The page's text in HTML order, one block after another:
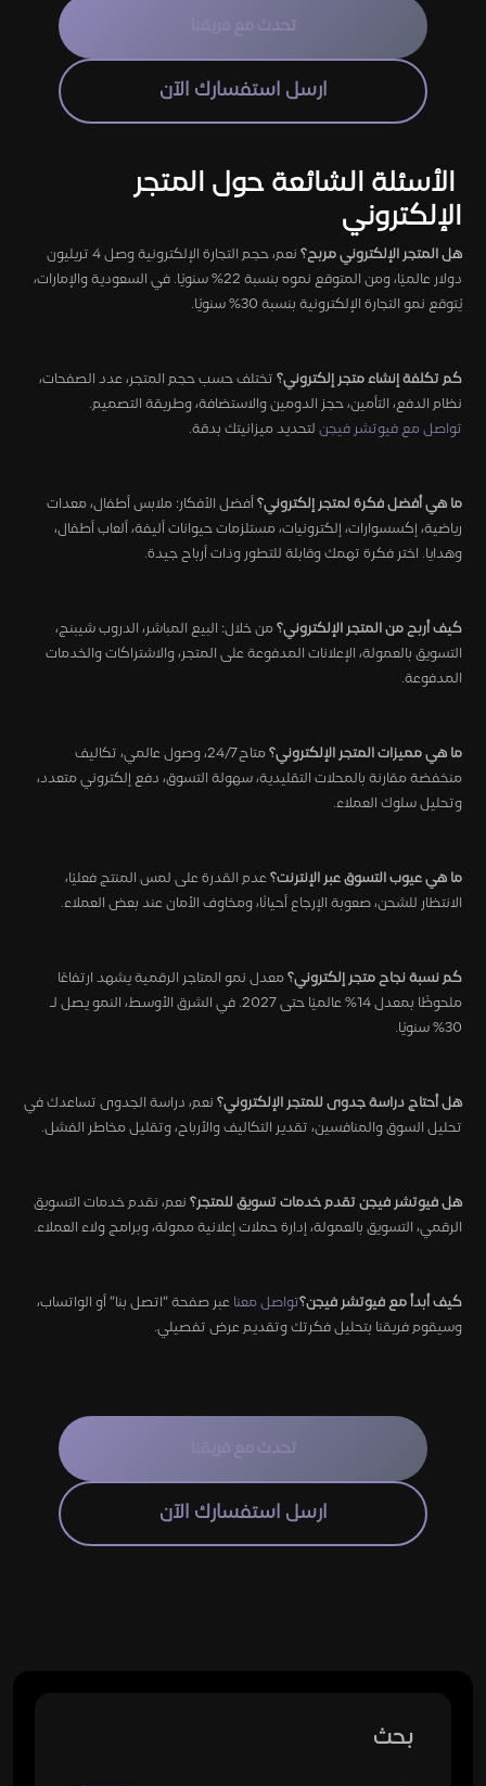
تحدث مع فريقنا
ارسل استفسارك الآن
الأسئلة الشائعة حول المتجر
الإلكتروني
هل المتجر الإلكتروني مربح؟
نعم، حجم التجارة الإلكترونية وصل 4 تريليون
دولار عالميًا، ومن المتوقع نموه بنسبة 22% سنويًا. في السعودية والإمارات،
يُتوقع نمو التجارة الإلكترونية بنسبة 30% سنويًا.
كم تكلفة إنشاء متجر إلكتروني؟ تختلف حسب حجم المتجر، عدد الصفحات،
نظام الدفع، التأمين، حجز الدومين والاستضافة، وطريقة التصميم.
تواصل مع فيوتشر فيجن لتحديد ميزانيتك بدقة.
ما هي أفضل فكرة لمتجر إلكتروني؟ أفضل الأفكار: ملابس أطفال، معدات
رياضية، إكسسوارات، إلكترونيات، مستلزمات حيوانات أليفة، ألعاب أطفال،
وهدايا. اختر فكرة تهمك وقابلة للتطور وذات أرباح جيدة.
كيف أربح من المتجر الإلكتروني؟ من خلال: البيع المباشر، الدروب شيبنج،
التسويق بالعمولة، الإعلانات المدفوعة على المتجر، والاشتراكات والخدمات
المدفوعة.
ما هي مميزات المتجر الإلكتروني؟
متاح 24/7، وصول عالمي، تكاليف
منخفضة مقارنة بالمحلات التقليدية، سهولة التسوق، دفع إلكتروني متعدد،
وتحليل سلوك العملاء.
ما هي عيوب التسوق عبر الإنترنت؟ عدم القدرة على لمس المنتج فعليًا،
الانتظار للشحن، صعوبة الإرجاع أحيانًا، ومخاوف الأمان عند بعض العملاء.
كم نسبة نجاح متجر إلكتروني؟ معدل نمو المتاجر الرقمية يشهد ارتفاعًا
ملحوظًا بمعدل 14% عالميًا حتى 2027. في الشرق الأوسط، النمو يصل لـ
30% سنويًا.
هل أحتاج دراسة جدوى للمتجر الإلكتروني؟ نعم، دراسة الجدوى تساعدك في
تحليل السوق والمنافسين، تقدير التكاليف والأرباح، وتقليل مخاطر الفشل.
هل فيوتشر فيجن تقدم خدمات تسويق للمتجر؟ نعم، نقدم خدمات التسويق
الرقمي، التسويق بالعمولة، إدارة حملات إعلانية ممولة، وبرامج ولاء العملاء.
كيف أبدأ مع فيوتشر فيجن؟تواصل معنا عبر صفحة “اتصل بنا” أو الواتساب،
وسيقوم فريقنا بتحليل فكرتك وتقديم عرض تفصيلي.
تحدث مع فريقنا
ارسل استفسارك الآن
بحث